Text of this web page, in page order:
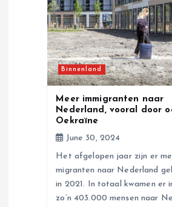
Binnenland
Meer immigranten naar
Nederland, vooral door
Oekraïne
June 30, 2024
Het afgelopen jaar zijn er
migranten naar Nederland
in 2021. In totaal kwamen er
zo’n 403.000 mensen naar